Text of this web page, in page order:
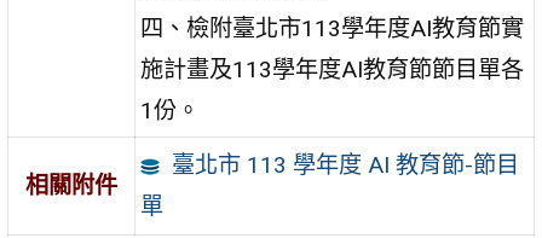
四、檢附臺北市113學年度AI教育節實
施計畫及113學年度AI教育節節目單各
1份。
相關附件
臺北市 113 學年度 AI 教育節-節目
單